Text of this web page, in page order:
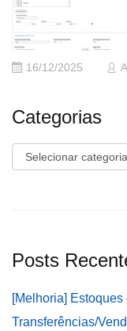
16/12/2025
Categorias
Categorias
Posts
[Melhoria]
Transferências/